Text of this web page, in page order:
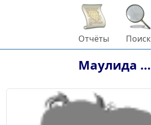
Отчёты Поиск
Маулида …